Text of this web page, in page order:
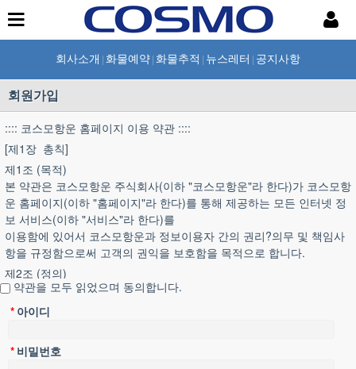
회사소개 화물예약 화물추적 뉴스레터 공지사항
회원가입
:::: 코스모항운 홈페이지 이용 약관 ::::
[제1장 총칙]
제1조 (목적)
본 약관은 코스모항운 주식회사(이하 "코스모항운"라 한다)가 코스모항
운 홈페이지(이하 "홈페이지"라 한다)를 통해 제공하는 모든 인터넷 정
보 서비스(이하 "서비스"라 한다)를
이용함에 있어서 코스모항운과 정보이용자 간의 권리?의무 및 책임사
항을 규정함으로써 고객의 권익을 보호함을 목적으로 합니다.
제2조 (정의)
① 이용자란 홈페이지에 접속하여 이 약관에 따라 코스모항운이 제공
하는 서비스를 받는 회원 및 비회원을 말합니다.
등록을 하거나, 코스모항운에게 아이디와 비밀번호를 제공받은 개인이
나 회사로서, 코스모항운의 정보를 지속적으로 이용할 수 있는 자나 회
약관을 모두 읽었으며 동의합니다.
아이디
*
비밀번호
*